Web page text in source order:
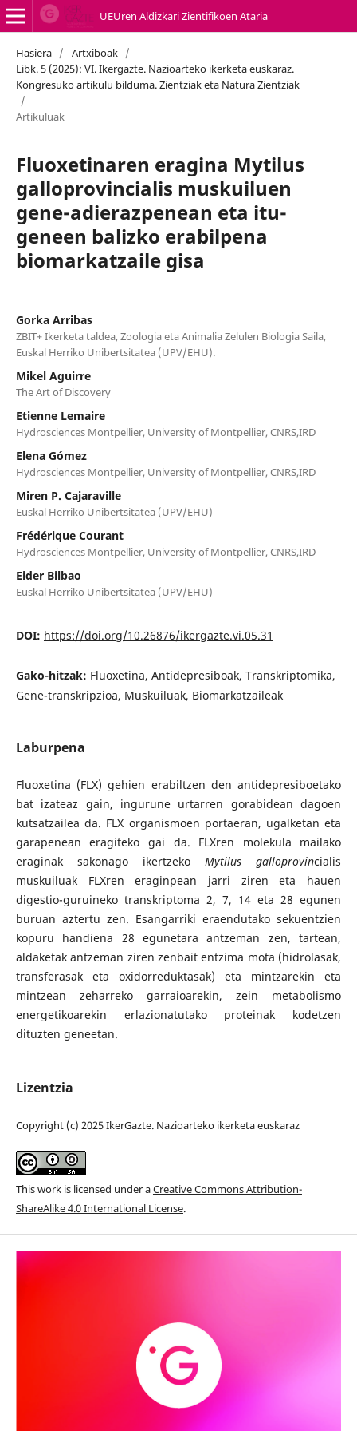
UEUren Aldizkari Zientifikoen Ataria
Hasiera / Artxiboak /
Libk. 5 (2025): VI. Ikergazte. Nazioarteko ikerketa euskaraz.
Kongresuko artikulu bilduma. Zientziak eta Natura Zientziak
/
Artikuluak
Fluoxetinaren eragina Mytilus
galloprovincialis muskuiluen
gene-adierazpenean eta itu-
geneen balizko erabilpena
biomarkatzaile gisa
Gorka Arribas
ZBIT+ Ikerketa taldea, Zoologia eta Animalia Zelulen Biologia Saila,
Euskal Herriko Unibertsitatea (UPV/EHU).
Mikel Aguirre
The Art of Discovery
Etienne Lemaire
Hydrosciences Montpellier, University of Montpellier, CNRS,IRD
Elena Gómez
Hydrosciences Montpellier, University of Montpellier, CNRS,IRD
Miren P. Cajaraville
Euskal Herriko Unibertsitatea (UPV/EHU)
Frédérique Courant
Hydrosciences Montpellier, University of Montpellier, CNRS,IRD
Eider Bilbao
Euskal Herriko Unibertsitatea (UPV/EHU)
DOI: https://doi.org/10.26876/ikergazte.vi.05.31
Gako-hitzak: Fluoxetina, Antidepresiboak, Transkriptomika,
Gene-transkripzioa, Muskuiluak, Biomarkatzaileak
Laburpena
Fluoxetina (FLX) gehien erabiltzen den antidepresiboetako
bat izateaz gain, ingurune urtarren gorabidean dagoen
kutsatzailea da. FLX organismoen portaeran, ugalketan eta
garapenean eragiteko gai da. FLXren molekula mailako
eraginak sakonago ikertzekoMytilus galloprovincialis
muskuiluak FLXren eraginpean jarri ziren eta hauen
digestio-guruineko transkriptoma 2, 7, 14 eta 28 egunen
buruan aztertu zen. Esangarriki eraendutako sekuentzien
kopuru handiena 28 egunetara antzeman zen, tartean,
aldaketak antzeman ziren zenbait entzima mota (hidrolasak,
transferasak eta oxidorreduktasak) eta mintzarekin eta
mintzean zeharreko garraioarekin, zein metabolismo
energetikoarekin erlazionatutako proteinak kodetzen
dituzten geneetan.
Lizentzia
Copyright (c) 2025 IkerGazte. Nazioarteko ikerketa euskaraz
This work is licensed under aCreative Commons Attribution-
ShareAlike 4.0 International License.